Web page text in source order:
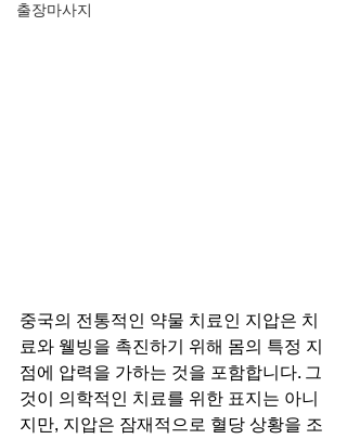
출장마사지
중국의 전통적인 약물 치료인 지압은 치
료와 웰빙을 촉진하기 위해 몸의 특정 지
점에 압력을 가하는 것을 포함합니다. 그
것이 의학적인 치료를 위한 표지는 아니
지만, 지압은 잠재적으로 혈당 상황을 조